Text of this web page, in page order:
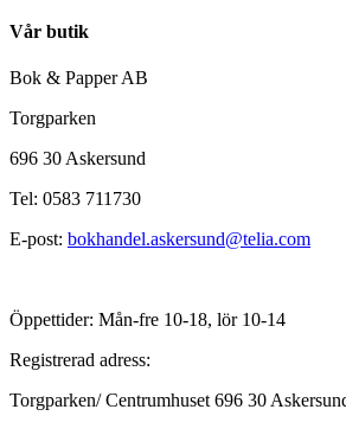
Vår butik
Bok & Papper AB
Torgparken
696 30 Askersund
Tel: 0583 711730
E-post: bokhandel.askersund@telia.com
Öppettider: Mån-fre 10-18, lör 10-14
Registrerad adress:
Torgparken/ Centrumhuset 696 30